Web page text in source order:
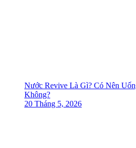
Nước Revive Là Gì? Có Nên
Không?
20 Tháng 5, 2026